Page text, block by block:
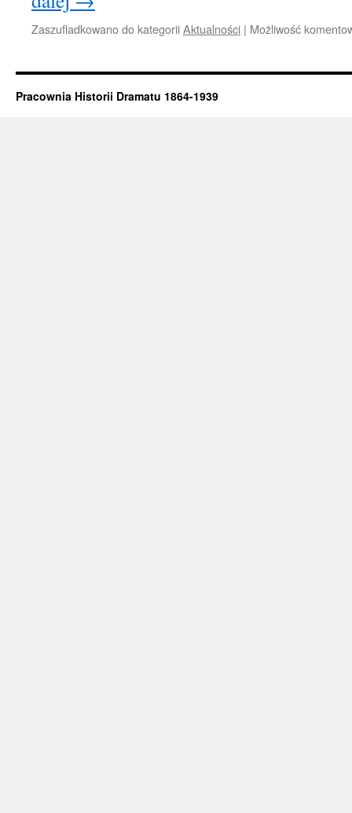
Zaszufladkowano do kategoriiAktualności | Możliwość
Pracownia Historii Dramatu 1864-1939